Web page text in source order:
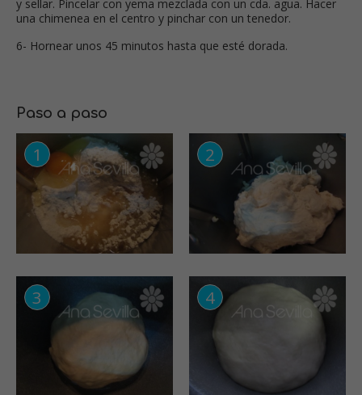
y sellar. Pincelar con yema mezclada con un cda. agua. Hacer
una chimenea en el centro y pinchar con un tenedor.
6- Hornear unos 45 minutos hasta que esté dorada.
Paso a paso